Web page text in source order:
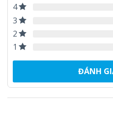
4
3
2
1
ĐÁNH